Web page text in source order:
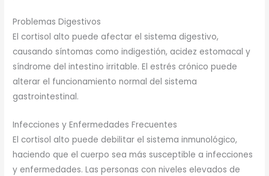
Problemas Digestivos
El cortisol alto puede afectar el sistema digestivo,
causando síntomas como indigestión, acidez estomacal y
síndrome del intestino irritable. El estrés crónico puede
alterar el funcionamiento normal del sistema
gastrointestinal.
Infecciones y Enfermedades Frecuentes
El cortisol alto puede debilitar el sistema inmunológico,
haciendo que el cuerpo sea más susceptible a infecciones
y enfermedades. Las personas con niveles elevados de